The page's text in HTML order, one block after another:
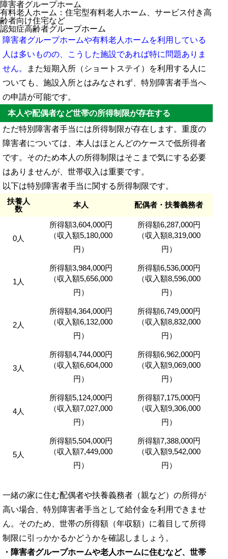
障害者グループホーム
有料老人ホーム：住宅型有料老人ホーム、サービス付き高
齢者向け住宅など
認知症高齢者グループホーム
障害者グループホームや有料老人ホームを利用している
人は多いものの、こうした施設であれば特に問題ありま
せん。
また短期入所（ショートステイ）を利用する人に
ついても、施設入所とはみなされず、特別障害者手当へ
の申請が可能です。
本人や配偶者など世帯の所得制限が存在する
ただ特別障害者手当には所得制限が存在します。重度の
障害者については、本人はほとんどのケースで低所得者
です。そのため本人の所得制限はそこまで気にする必要
はありませんが、世帯収入は重要です。
以下は特別障害者手当に関する所得制限です。
扶養人
数
本人 配偶者・扶養義務者
0人
所得額3,604,000円
（収入額5,180,000
円）
所得額6,287,000円
（収入額8,319,000
円）
1人
所得額3,984,000円
（収入額5,656,000
円）
所得額6,536,000円
（収入額8,596,000
円）
2人
所得額4,364,000円
（収入額6,132,000
円）
所得額6,749,000円
（収入額8,832,000
円）
3人
所得額4,744,000円
（収入額6,604,000
円）
所得額6,962,000円
（収入額9,069,000
円）
4人
所得額5,124,000円
（収入額7,027,000
円）
所得額7,175,000円
（収入額9,306,000
円）
5人
所得額5,504,000円
（収入額7,449,000
円）
所得額7,388,000円
（収入額9,542,000
円）
一緒の家に住む配偶者や扶養義務者（親など）の所得が
高い場合、特別障害者手当として給付金を利用できませ
ん。そのため、世帯の所得額（年収額）に着目して所得
制限に引っかかるかどうかを確認しましょう。
・障害者グループホームや老人ホームに住むなど、世帯